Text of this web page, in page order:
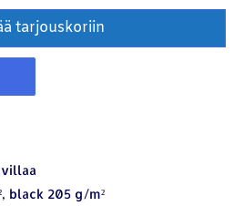
tarjouskoriin
black 205 g/m²
C 20, 33710 Tampere